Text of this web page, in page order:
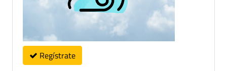
Regístrate